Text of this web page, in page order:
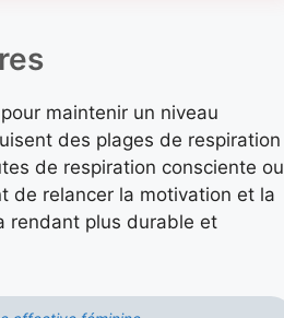
maintenir un niveau
des plages de respiration
de respiration consciente ou
de relancer la motivation et la
rendant plus durable et